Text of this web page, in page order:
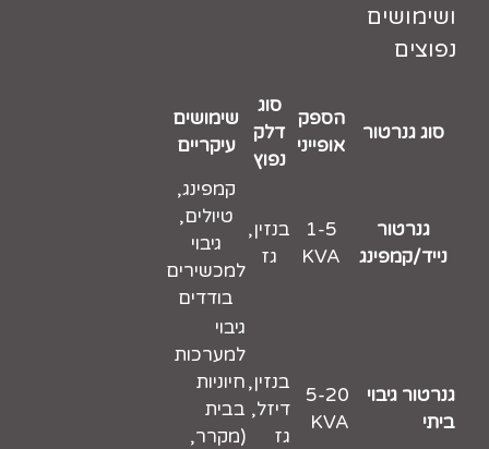
ושימושים
נפוצים
סוג גנרטור
הספק
אופייני
סוג
דלק
נפוץ
שימושים
עיקריים
גנרטור
נייד/קמפינג
1-5
KVA
בנזין,
גז
קמפינג,
טיולים,
גיבוי
למכשירים
בודדים
גנרטור גיבוי
ביתי
5-20
KVA
בנזין,
דיזל,
גז
גיבוי
למערכות
חיוניות
בבית
(מקרר,